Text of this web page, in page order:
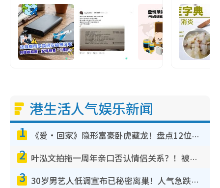
港生活人气娱乐新闻
1 《爱·回家》隐形富豪卧虎藏龙！盘点12位财气逼人的有钱艺人：这位美女3亿身家不愁做
2 叶泓文拍拖一周年亲口否认情侣关系？！被质疑感情造假竟称GM“普通同事”
3 30岁男艺人低调宣布已秘密离巢！人气急跌变失踪人口：“这几年过得并不容易”